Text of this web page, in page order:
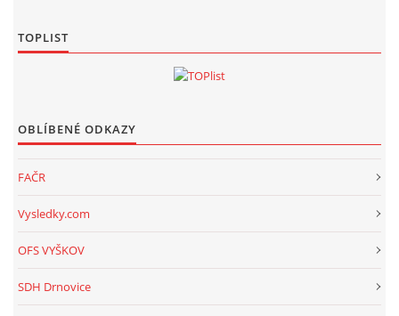
TOPLIST
OBLÍBENÉ ODKAZY
FAČR
Vysledky.com
OFS VYŠKOV
SDH Drnovice